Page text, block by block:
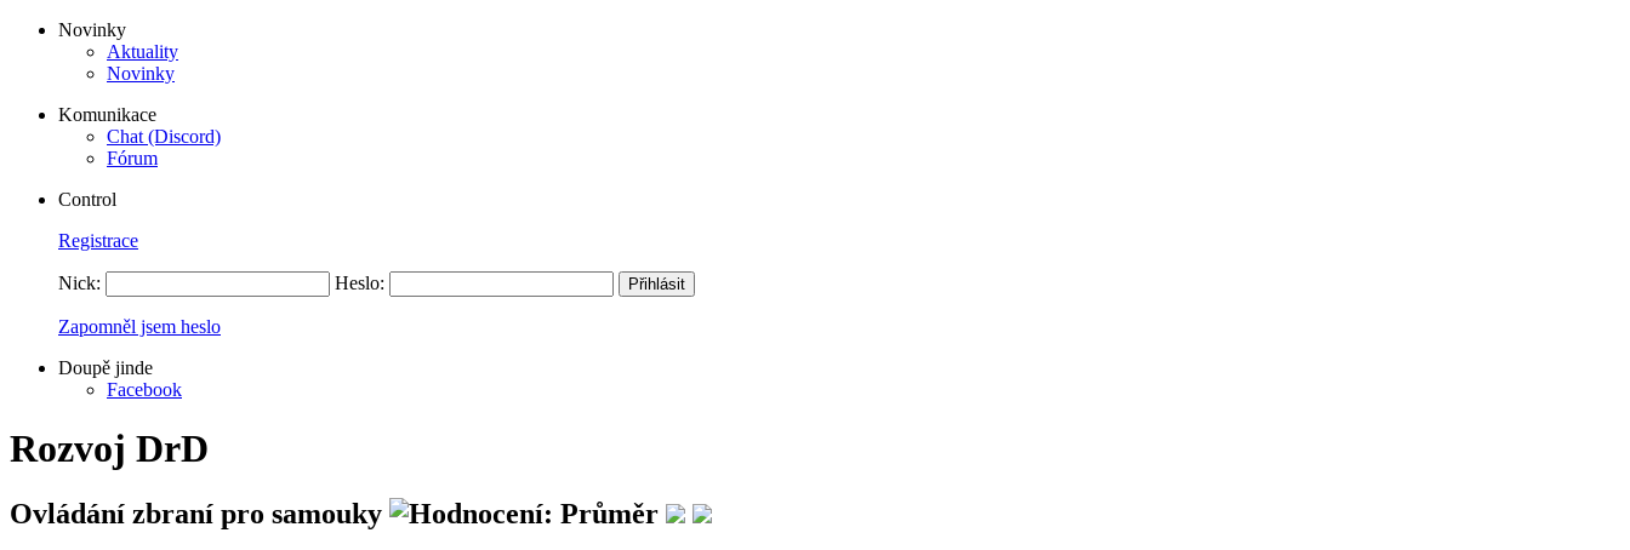
Novinky
Aktuality
Novinky
Komunikace
Chat (Discord)
Fórum
Control
Registrace
Nick: Heslo:
Zapomněl jsem heslo
Doupě jinde
Facebook
Rozvoj DrD
Ovládání zbraní pro samouky